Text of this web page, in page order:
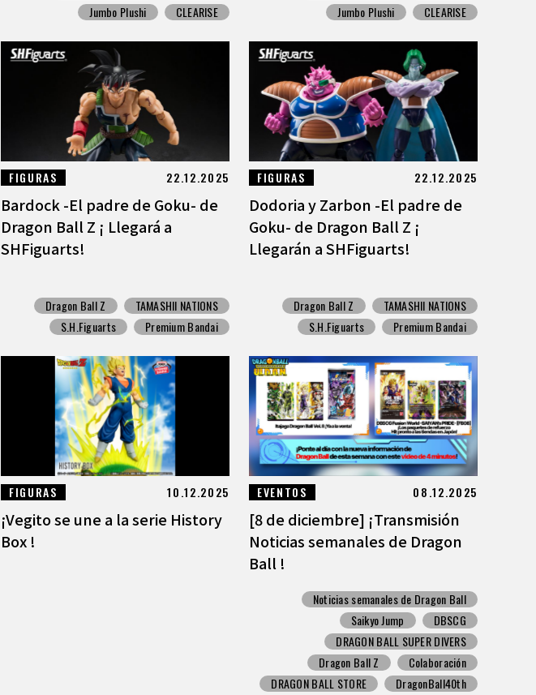
Jumbo Plushi
CLEARISE
Jumbo Plushi
CLEARISE
FIGURAS 22.12.2025
Bardock -El padre de Goku- de
Dragon Ball Z ¡ Llegará a
SHFiguarts!
Dragon Ball Z
TAMASHII NATIONS
S.H.Figuarts
Premium Bandai
FIGURAS 22.12.2025
Dodoria y Zarbon -El padre de
Goku- de Dragon Ball Z ¡
Llegarán a SHFiguarts!
Dragon Ball Z
TAMASHII NATIONS
S.H.Figuarts
Premium Bandai
FIGURAS 10.12.2025
¡Vegito se une a la serie History
Box !
EVENTOS 08.12.2025
[8 de diciembre] ¡Transmisión
Noticias semanales de Dragon
Ball !
Noticias semanales de Dragon Ball
Saikyo Jump
DBSCG
DRAGON BALL SUPER DIVERS
Dragon Ball Z
Colaboración
DRAGON BALL STORE
DragonBall40th